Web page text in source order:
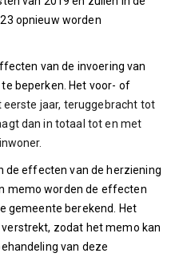
opnieuw worden
van de invoering van
beperken. Het voor- of
eerste jaar, teruggebracht tot
dan in totaal tot en met
de effecten van de herziening
memo worden de effecten
gemeente berekend. Het
zodat het memo kan
van deze